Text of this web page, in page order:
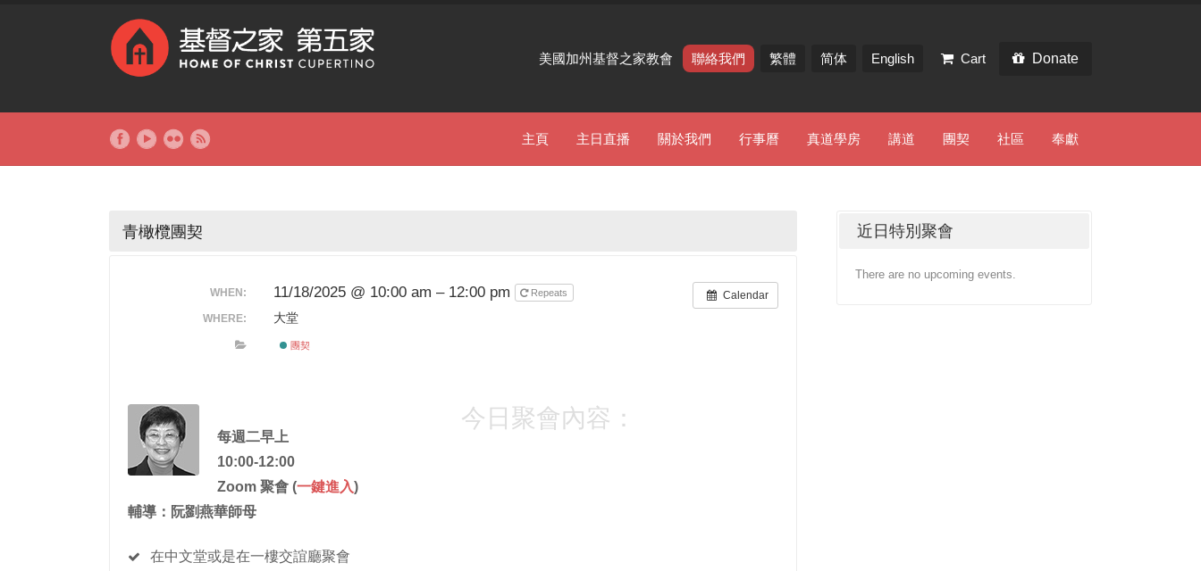
美國加州基督之家教會 聯絡我們 繁體 简体 English Cart Donate
主頁 主日直播 關於我們 行事曆 真道學房 講道 團契 社區 奉獻
青橄欖團契
Calendar
WHEN: 11/18/2025 @ 10:00 am – 12:00 pm Repeats
WHERE: 大堂
團契
每週二早上
10:00-12:00
Zoom 聚會 (一鍵進入)
輔導：阮劉燕華師母
在中文堂或是在一樓交誼廳聚會
今日聚會內容：
近日特別聚會
There are no upcoming events.